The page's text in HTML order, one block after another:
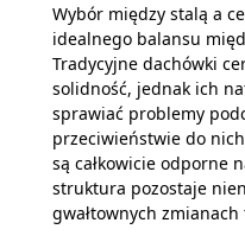
Wybór między stalą a
idealnego balansu
Tradycyjne dachówki
solidność, jednak ich
sprawiać problemy
przeciwieństwie do
są całkowicie odporne
struktura pozostaje
gwałtownych